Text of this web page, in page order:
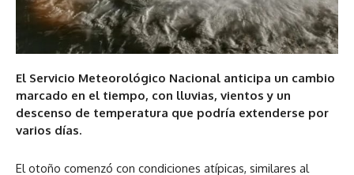
El Servicio Meteorológico Nacional anticipa un cambio
marcado en el tiempo, con lluvias, vientos y un
descenso de temperatura que podría extenderse por
varios días.
El otoño comenzó con condiciones atípicas, similares al